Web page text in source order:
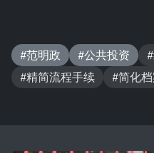
#范明政 #公共投资
#精简流程手续
#简化